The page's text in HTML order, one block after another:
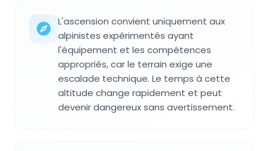
L'ascension convient uniquement aux
alpinistes expérimentés ayant
l'équipement et les compétences
appropriés, car le terrain exige une
escalade technique. Le temps à cette
altitude change rapidement et peut
devenir dangereux sans avertissement.